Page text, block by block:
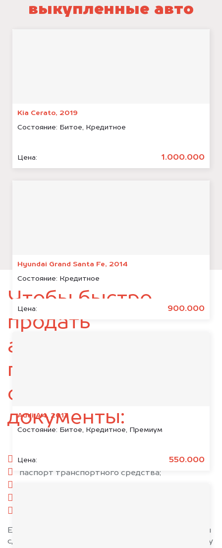
выкупленные авто
Kia Cerato, 2019
Состояние: Битое, Кредитное
Цена: 1.000.000
Hyundai Grand Santa Fe, 2014
Состояние: Кредитное
Цена: 900.000
Audi A4, 2013
Состояние: Битое, Кредитное, Премиум
Цена: 550.000
Чтобы быстро
продать
автомобиль,
подготовьте
следующие
документы:
паспорт гражданина РФ;
паспорт транспортного средства;
Если у вас нет всех документов, то наши юристы
сделают всё возможное, чтобы оформить сделку